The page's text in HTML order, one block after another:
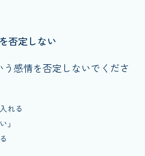
否定しない
感情を否定しないでくださ
れる
」